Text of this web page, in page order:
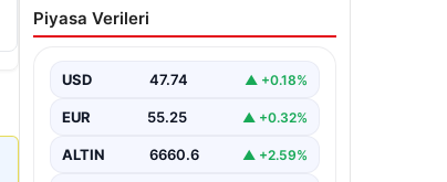
verdi. “Aklımın ucundan
Piyasa Verileri
USD 47.74 ▲ +0.18%
EUR 55.25 ▲ +0.32%
ALTIN 6660.6 ▲ +2.59%